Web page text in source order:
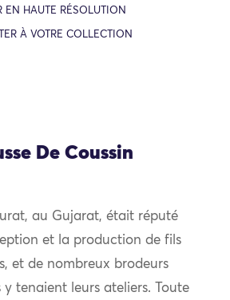
EN HAUTE RÉSOLUTION
À VOTRE COLLECTION
De Coussin
au Gujarat, était réputé
et la production de fils
et de nombreux brodeurs
y tenaient leurs ateliers. Toute